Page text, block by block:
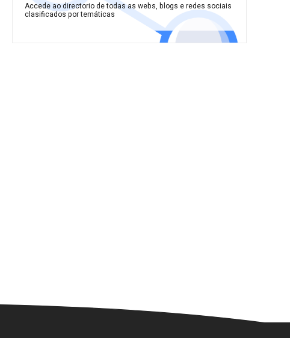
Accede ao directorio de todas as webs, blogs e redes sociais
clasificados por temáticas